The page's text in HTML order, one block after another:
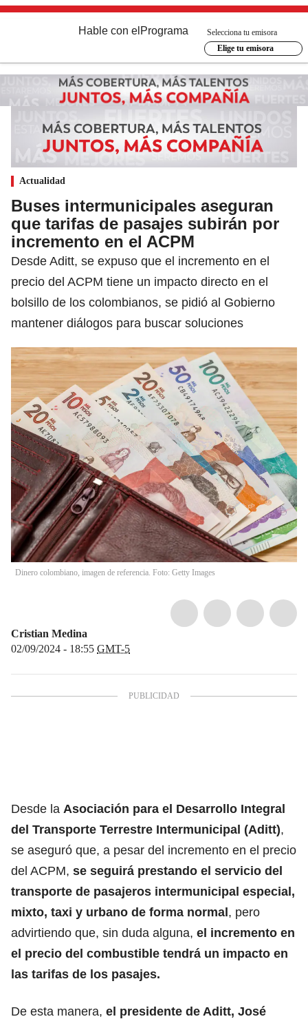
Hable con el Programa
Selecciona tu emisora
Elige tu emisora
Actualidad
Buses intermunicipales aseguran
que tarifas de pasajes subirán por
incremento en el ACPM
Desde Aditt, se expuso que el incremento en el
precio del ACPM tiene un impacto directo en el
bolsillo de los colombianos, se pidió al Gobierno
mantener diálogos para buscar soluciones
Dinero colombiano, imagen de referencia. Foto: Getty Images
Cristian Medina
02/09/2024 - 18:55 GMT-5
Desde la Asociación para el Desarrollo Integral
del Transporte Terrestre Intermunicipal (Aditt),
se aseguró que, a pesar del incremento en el precio
del ACPM, se seguirá prestando el servicio del
transporte de pasajeros intermunicipal especial,
mixto, taxi y urbano de forma normal, pero
advirtiendo que, sin duda alguna, el incremento en
el precio del combustible tendrá un impacto en
las tarifas de los pasajes.
De esta manera, el presidente de Aditt, José